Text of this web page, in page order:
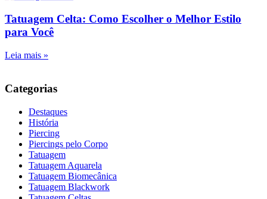
Tatuagem Celta: Como Escolher o Melhor Estilo
para Você
Leia mais »
Categorias
Destaques
História
Piercing
Piercings pelo Corpo
Tatuagem
Tatuagem Aquarela
Tatuagem Biomecânica
Tatuagem Blackwork